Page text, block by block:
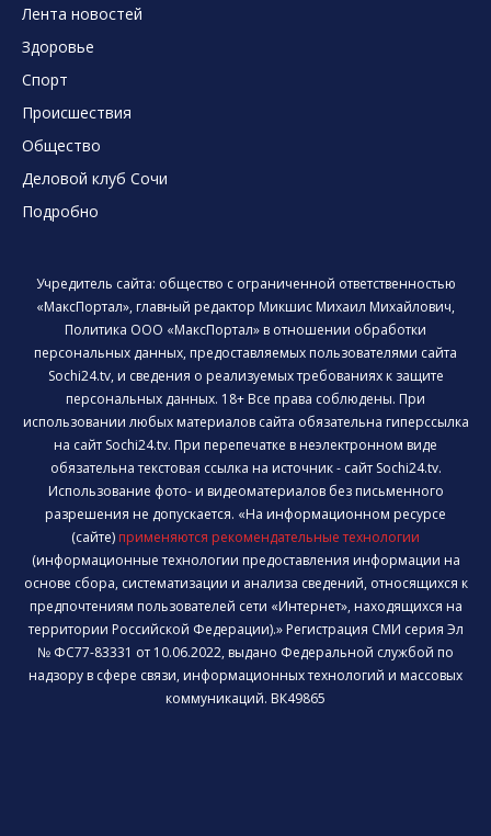
Лента новостей
Здоровье
Спорт
Происшествия
Общество
Деловой клуб Сочи
Подробно
Учредитель сайта: общество с ограниченной ответственностью
«МаксПортал», главный редактор Микшис Михаил Михайлович,
Политика ООО «МаксПортал» в отношении обработки
персональных данных, предоставляемых пользователями сайта
Sochi24.tv, и сведения о реализуемых требованиях к защите
персональных данных. 18+ Все права соблюдены. При
использовании любых материалов сайта обязательна гиперссылка
на сайт Sochi24.tv. При перепечатке в неэлектронном виде
обязательна текстовая ссылка на источник - сайт Sochi24.tv.
Использование фото- и видеоматериалов без письменного
разрешения не допускается. «На информационном ресурсе
(сайте) применяются рекомендательные технологии
(информационные технологии предоставления информации на
основе сбора, систематизации и анализа сведений, относящихся к
предпочтениям пользователей сети «Интернет», находящихся на
территории Российской Федерации).» Регистрация СМИ серия Эл
№ ФС77-83331 от 10.06.2022, выдано Федеральной службой по
надзору в сфере связи, информационных технологий и массовых
коммуникаций. ВК49865